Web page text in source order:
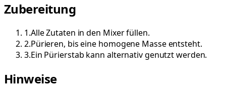
Zubereitung
1.Alle Zutaten in den Mixer füllen.
2.Pürieren, bis eine homogene Masse entsteht.
3.Ein Pürierstab kann alternativ genutzt werden.
Hinweise